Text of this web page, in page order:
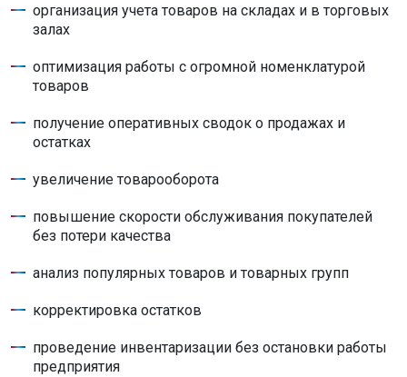
организация учета товаров на складах и в торговых
залах
оптимизация работы с огромной номенклатурой
товаров
получение оперативных сводок о продажах и
остатках
увеличение товарооборота
повышение скорости обслуживания покупателей
без потери качества
анализ популярных товаров и товарных групп
корректировка остатков
проведение инвентаризации без остановки работы
предприятия